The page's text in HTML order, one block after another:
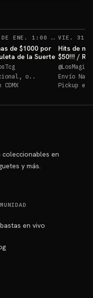
VIE. 31 DE ENE. 1:00 AM
de $1000 por
de la Suerte
o..
CDMX
Hits de
$50!!! /
@
Envío
Pickup en
en
y más.
en vivo